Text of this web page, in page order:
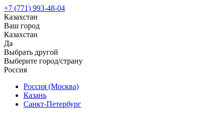
+7 (771) 993-48-04
Казахстан
Ваш город
Казахстан
Да
Выбрать другой
Выберите город/страну
Россия
Россия (Москва)
Казань
Санкт-Петербург